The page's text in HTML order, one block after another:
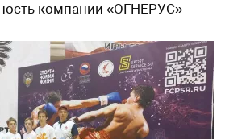
компании «ОГНЕРУС»